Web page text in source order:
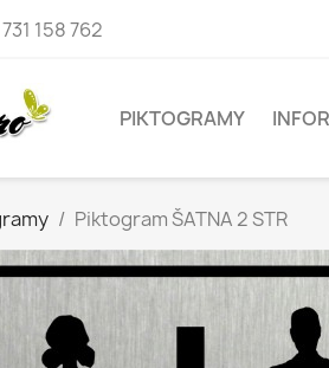
731 158 762
PIKTOGRAMY
Piktogram ŠATNA 2 STR